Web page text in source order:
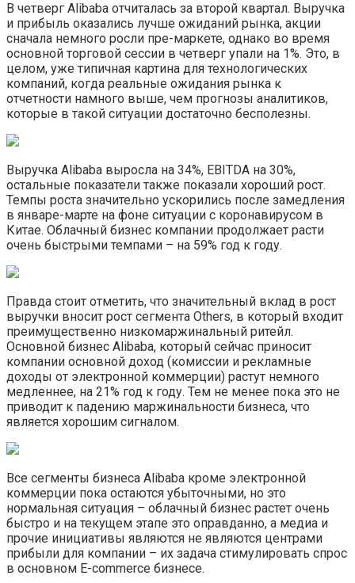
В четверг Alibaba отчиталась за второй квартал. Выручка
и прибыль оказались лучше ожиданий рынка, акции
сначала немного росли пре-маркете, однако во время
основной торговой сессии в четверг упали на 1%. Это, в
целом, уже типичная картина для технологических
компаний, когда реальные ожидания рынка к
отчетности намного выше, чем прогнозы аналитиков,
которые в такой ситуации достаточно бесполезны.
Выручка Alibaba выросла на 34%, EBITDA на 30%,
остальные показатели также показали хороший рост.
Темпы роста значительно ускорились после замедления
в январе-марте на фоне ситуации с коронавирусом в
Китае. Облачный бизнес компании продолжает расти
очень быстрыми темпами – на 59% год к году.
Правда стоит отметить, что значительный вклад в рост
выручки вносит рост сегмента Others, в который входит
преимущественно низкомаржинальный ритейл.
Основной бизнес Alibaba, который сейчас приносит
компании основной доход (комиссии и рекламные
доходы от электронной коммерции) растут немного
медленнее, на 21% год к году. Тем не менее пока это не
приводит к падению маржинальности бизнеса, что
является хорошим сигналом.
Все сегменты бизнеса Alibaba кроме электронной
коммерции пока остаются убыточными, но это
нормальная ситуация – облачный бизнес растет очень
быстро и на текущем этапе это оправданно, а медиа и
прочие инициативы являются не являются центрами
прибыли для компании – их задача стимулировать спрос
в основном E-commerce бизнесе.